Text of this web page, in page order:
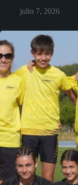
julio 7, 2026